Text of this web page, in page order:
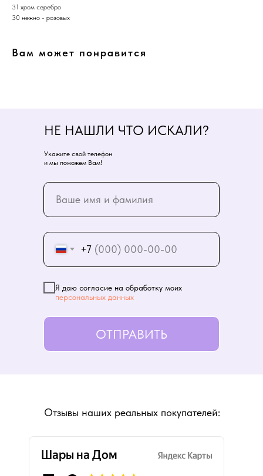
31 хром серебро
30 нежно - розовых
Вам может понравится
+7
Я даю согласие на обработку моих
персональных данных
ОТПРАВИТЬ
НЕ НАШЛИ ЧТО ИСКАЛИ?
Укажите свой телефон
и мы поможем Вам!
Отзывы наших реальных покупателей: